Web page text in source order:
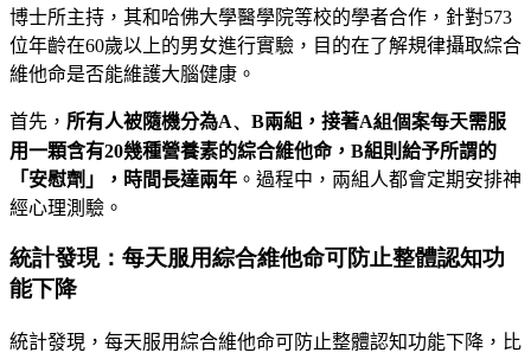
博士所主持，其和哈佛大學醫學院等校的學者合作，針對573
位年齡在60歲以上的男女進行實驗，目的在了解規律攝取綜合
維他命是否能維護大腦健康。
首先， 所有人被隨機分為A、B兩組，接著A組個案每天需服
用一顆含有20幾種營養素的綜合維他命，B組則給予所謂的
「安慰劑」 ，時間長達兩年 。過程中，兩組人都會定期安排神
經心理測驗。
統計發現：每天服用綜合維他命可防止整體認知功
能下降
統計發現，每天服用綜合維他命可防止整體認知功能下降，比